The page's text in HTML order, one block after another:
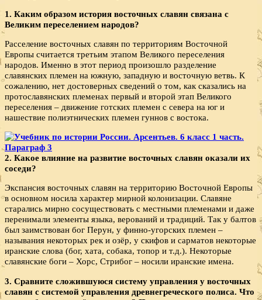
1. Каким образом история восточных славян связана с
Великим переселением народов?
Расселение восточных славян по территориям Восточной
Европы считается третьим этапом Великого переселения
народов. Именно в этот период произошло разделение
славянских племен на южную, западную и восточную ветвь. К
сожалению, нет достоверных сведений о том, как сказались на
протославянских племенах первый и второй этап Великого
переселения – движение готских племен с севера на юг и
нашествие полиэтнических племен гуннов с востока.
2. Какое влияние на развитие восточных славян оказали их
соседи?
Экспансия восточных славян на территорию Восточной Европы
в основном носила характер мирной колонизации. Славяне
старались мирно сосуществовать с местными племенами и даже
перенимали элементы языка, верований и традиций. Так у балтов
был заимствован бог Перун, у финно-угорских племен –
называния некоторых рек и озёр, у скифов и сарматов некоторые
иранские слова (бог, хата, собака, топор и т.д.). Некоторые
славянские боги – Хорс, Стрибог – носили иранские имена.
3. Сравните сложившуюся систему управления у восточных
славян с системой управления древнегреческого полиса. Что